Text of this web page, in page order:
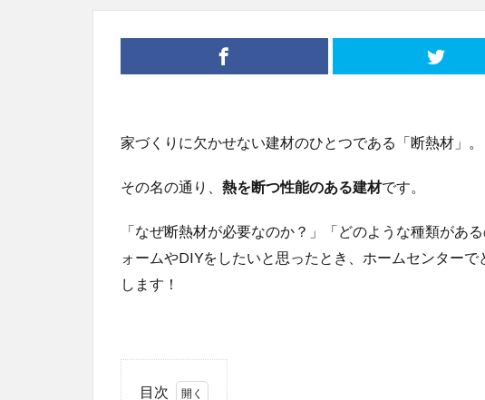
家づくりに欠かせない建材のひとつである「断熱材」。
その名の通り、 熱を断つ性能のある建材です。
「なぜ断熱材が必要なのか？」「どのような種類があ
ォームやDIYをしたいと思ったとき、ホームセンター
します！
目次